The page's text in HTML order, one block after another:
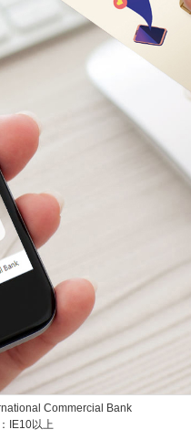
Commercial Bank
IE10以上